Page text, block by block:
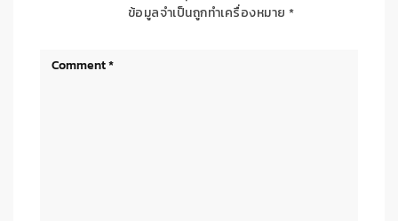
ข้อมูลจำเป็นถูกทำเครื่องหมาย *